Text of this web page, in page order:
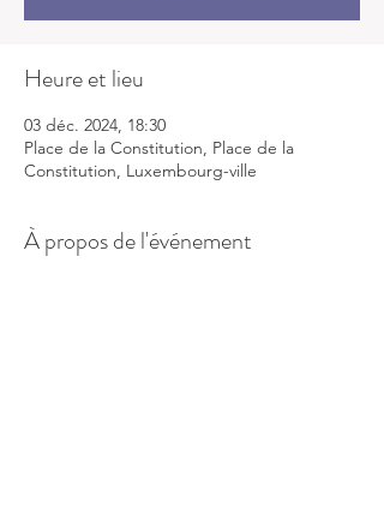
Heure et lieu
03 déc. 2024, 18:30
Place de la Constitution, Place de la
Constitution, Luxembourg-ville
À propos de l'événement